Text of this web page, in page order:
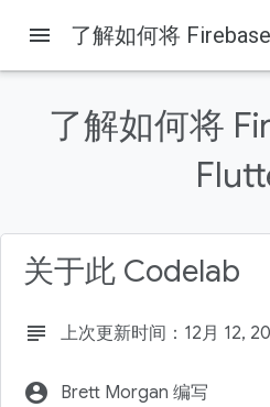
Firebase Firebase Codelabs
前提条件
找到需要处理的文件
menu 了解如何将
了解如何将
关于此 Codelab
subject 上次更新时间：12月 12,
account_circle Brett Morgan 编写